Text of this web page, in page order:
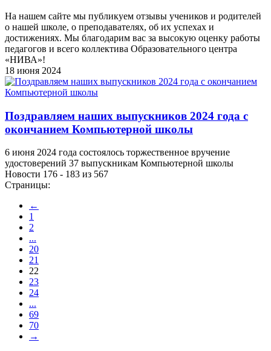
На нашем сайте мы публикуем отзывы учеников и родителей
о нашей школе, о преподавателях, об их успехах и
достижениях. Мы благодарим вас за высокую оценку работы
педагогов и всего коллектива Образовательного центра
«НИВА»!
18 июня 2024
Поздравляем наших выпускников 2024 года c
окончанием Компьютерной школы
6 июня 2024 года состоялось торжественное вручение
удостоверений 37 выпускникам Компьютерной школы
Новости 176 - 183 из 567
Страницы:
←
1
2
...
20
21
22
23
24
...
69
70
→